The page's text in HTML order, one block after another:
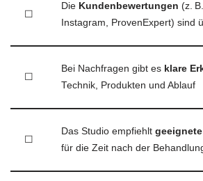
☐
Die Kundenbewertungen (z.
Instagram, ProvenExpert) sind
☐
Bei Nachfragen gibt es klare
Technik, Produkten und Ablauf
☐
Das Studio empfiehlt
für die Zeit nach der